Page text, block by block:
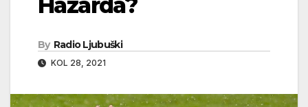
By Radio Ljubuški
KOL 28, 2021